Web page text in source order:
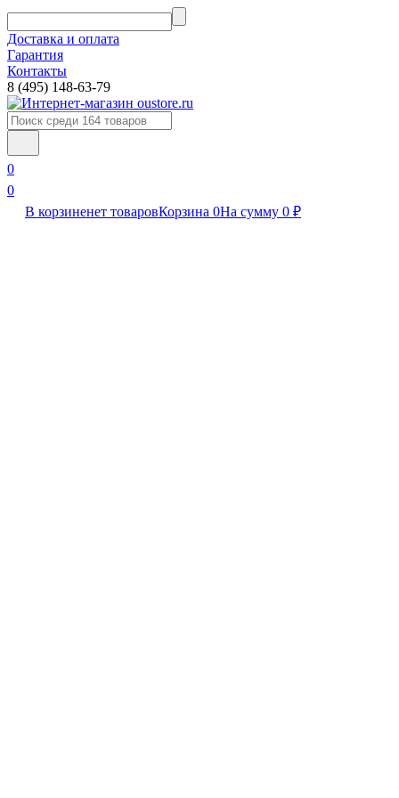
Доставка и оплата
Гарантия
Контакты​
8 (495) 148-63-79
0
0
В корзиненет товаровКорзина 0На сумму 0 ₽